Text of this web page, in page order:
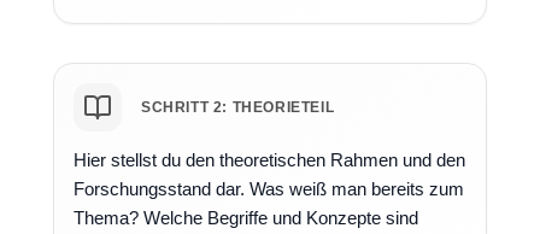
SCHRITT 2: THEORIETEIL
Hier stellst du den theoretischen Rahmen und den
Forschungsstand dar. Was weiß man bereits zum
Thema? Welche Begriffe und Konzepte sind